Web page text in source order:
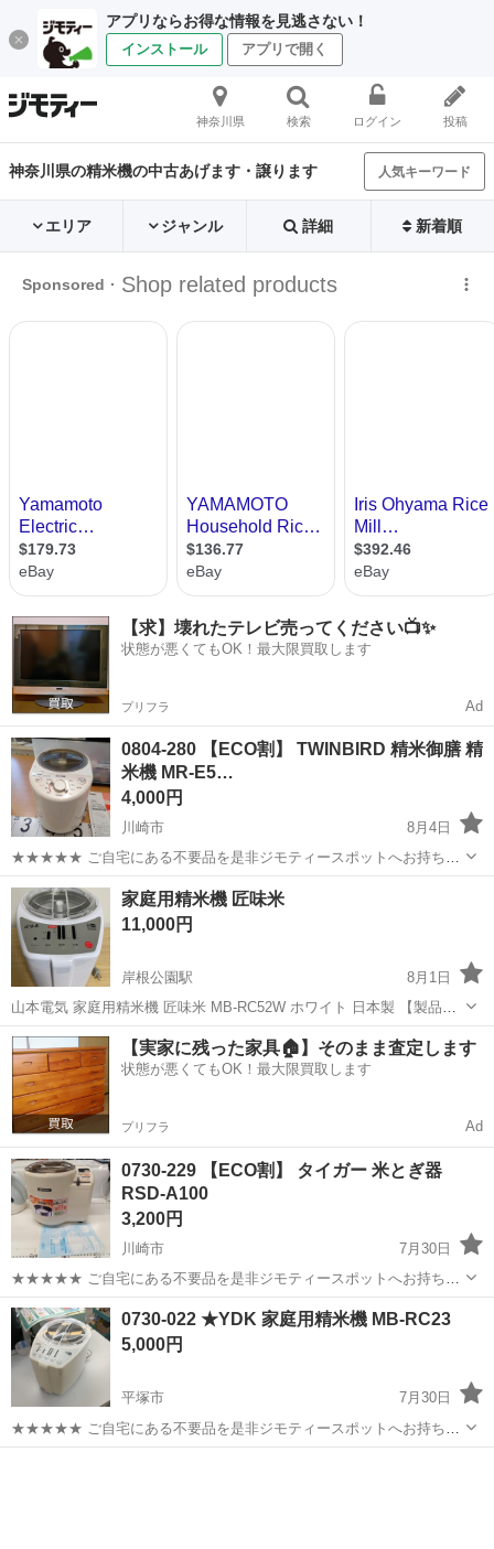
アプリならお得な情報を見逃さない！
インストール アプリで開く
神奈川県 検索 ログイン 投稿
神奈川県の精米機の中古あげます・譲ります 人気キーワード
エリア ジャンル 詳細 新着順
【求】壊れたテレビ売ってください📺✨
状態が悪くてもOK！最大限買取します
プリフラ Ad
0804-280 【ECO割】 TWINBIRD 精米御膳 精
米機 MR-E5…
4,000円
川崎市
8月4日
★★★★★ ご自宅にある不要品を是非ジモティースポットへお持ち込
みしませんか？ 家電、趣味・スポーツ・レジャー用品、こども用品、
衣料服飾品、生活雑貨、家具、本、CD・DVDなどが無料でまとめて持
ち込めます！ ※詳細はこ...
神奈川 川崎市 キッチン家電 御膳
家庭用精米機 匠味米
11,000円
岸根公園駅
8月1日
山本電気 家庭用精米機 匠味米 MB-RC52W ホワイト 日本製 【製品仕
様】 ●商品サイズ：幅 20cm × 高さ23.8cm × 奥行 27.4cm ●質量：約
3.1kg ●コードの長さ：1.4m ●電源：交...
神奈川 横浜市 岸根公園駅 キッチン家電 米ぬか
【実家に残った家具🏠】そのまま査定します
状態が悪くてもOK！最大限買取します
プリフラ Ad
0730-229 【ECO割】 タイガー 米とぎ器
RSD-A100
3,200円
川崎市
7月30日
★★★★★ ご自宅にある不要品を是非ジモティースポットへお持ち込
みしませんか？ 家電、趣味・スポーツ・レジャー用品、こども用品、
衣料服飾品、生活雑貨、家具、本、CD・DVDなどが無料でまとめて持
ち込めます！ ※詳細はこ...
神奈川 川崎市 キッチン家電 タイガー
0730-022 ★YDK 家庭用精米機 MB-RC23
5,000円
平塚市
7月30日
★★★★★ ご自宅にある不要品を是非ジモティースポットへお持ち込
みしませんか？ 家電、趣味・スポーツ・レジャー用品、こども用品、